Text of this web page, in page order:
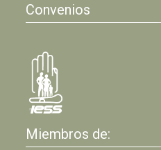
Convenios
Miembros de: